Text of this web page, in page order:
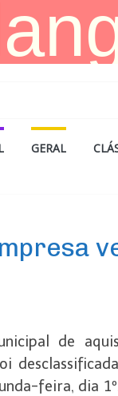
GERAL
de
feira, dia